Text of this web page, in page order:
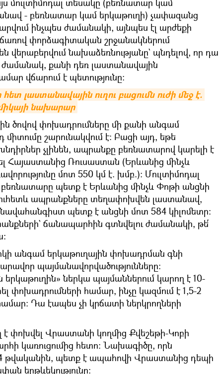
- բեռնատար կամ երկաթուղի) չափազանց
ինչպես ժամանակի, այնպես էլ արժեքի
փորձագիտական շրջանակներում
վերաբերվում նախաձեռնությանը` պնդելով, որ դա
քանի դեռ լաստանավային
վճարում է պետությունը։
լաստանավային ուղու բացումն ուժի մեջ է.
նախարար
ծովով փոխադրումները մի քանի անգամ
միտումը շարունակվում է։ Բացի այդ, եթե
չլինեն, ապրանքը բեռնատարով կարելի է
Հայաստանից Ռուսաստան (Երևանից մինչև
մոտ 550 կմ է. խմբ.)։ Մուլտիմոդալ
պետք է Երևանից մինչև Փոթի անցնի
ապրանքները տեղափոխվեն լաստանավ,
նավահանգիստ պետք է անցնի մոտ 584 կիլոմետր:
ճանապարհին գտնվելու ժամանակի, թե՛
անգամ երկաթուղային փոխադրման գնի
պայմանավորվածությունները։
ներկա պայմաններում կարող է 10-
փոխադրումների համար, ինչը կազմում է 1,5-2
Դա էապես չի կրճատի ներկրողների
փոխվել Վրաստանի կողմից Քվեշեթի-Կոբի
կառուցումից հետո։ Նախագիծը, որն
թվականին, պետք է ապահովի Վրաստանից դեպի
երթևեկությունը: